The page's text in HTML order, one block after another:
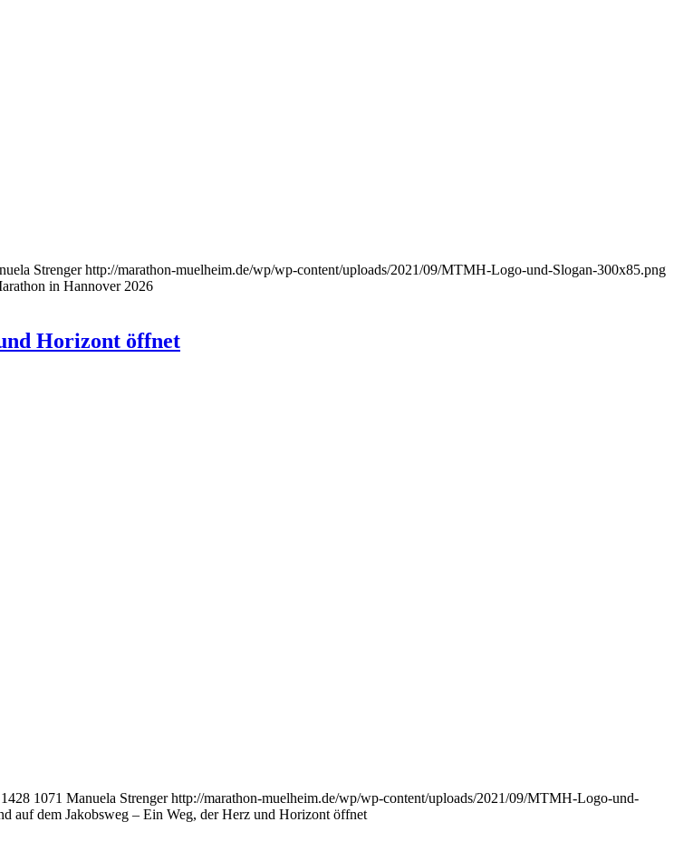
Strenger http://marathon-muelheim.de/wp/wp-content/uploads/2021/09/MTMH-Logo-und-Slogan-300x85.png
in Hannover 2026
Horizont öffnet
1428 1071 Manuela Strenger http://marathon-muelheim.de/wp/wp-content/uploads/2021/09/MTMH-Logo-und-
auf dem Jakobsweg – Ein Weg, der Herz und Horizont öffnet